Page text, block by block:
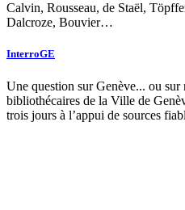
Calvin, Rousseau, de Staël,
Dalcroze, Bouvier…
InterroGE
Une question sur Genève... ou sur
bibliothécaires de la Ville de
trois jours à l’appui de sources